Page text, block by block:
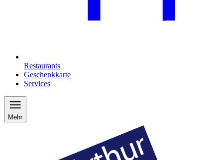
Restaurants
Geschenkkarte
Services
Mehr